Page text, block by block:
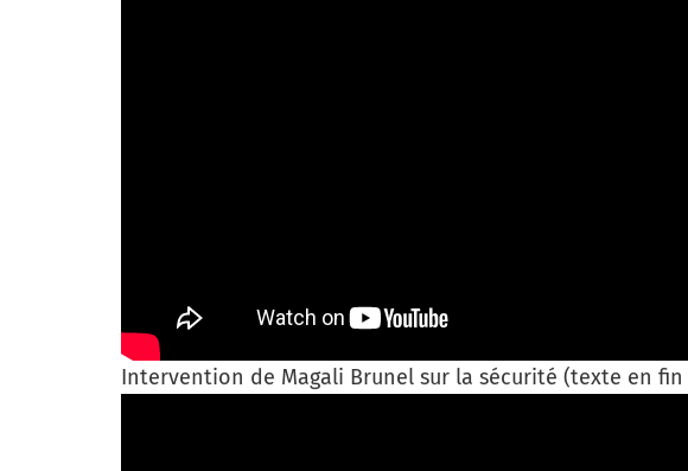
Intervention de Magali Brunel sur la sécurité (texte en